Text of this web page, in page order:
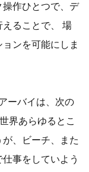
作ひとつで、デ
ることで、 場
ンを可能にしま
ーバイは、次の
界あらゆるとこ
、ビーチ、また
事をしていよう